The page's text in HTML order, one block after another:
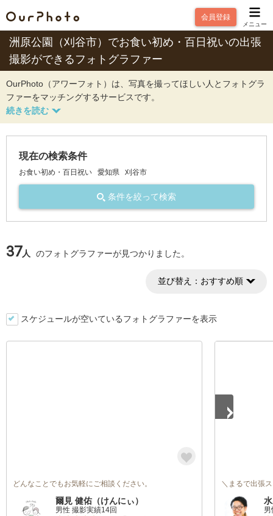
会員登録
メニュー
洲原公園（刈谷市）でお食い初め・百日祝いの出張
撮影ができるフォトグラファー
OurPhoto（アワーフォト）は、写真を撮ってほしい人とフォトグラ
ファーをマッチングするサービスです。
現在の検索条件
お食い初め・百日祝い 愛知県 刈谷市
条件を絞って検索
37人 のフォトグラファーが見つかりました。
並び替え： おすすめ順
スケジュールが空いているフォトグラファーを表示
どんなことでもお気軽にご相談ください。
爾見 健佑（けんにぃ）
男性 撮影実績14回
＼まるで出張